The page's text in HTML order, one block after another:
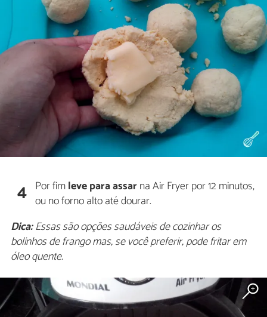
4 Por fimleve para assarna Air Fryer por 12 minutos,
ou no forno alto até dourar.
Dica:Essas são opções saudáveis de cozinhar os
bolinhos de frango mas, se você preferir, pode fritar em
óleo quente.